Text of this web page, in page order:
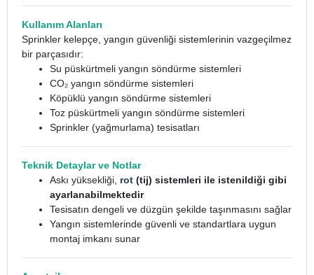
Kullanım Alanları
Sprinkler kelepçe, yangın güvenliği sistemlerinin vazgeçilmez
bir parçasıdır:
Su püskürtmeli yangın söndürme sistemleri
CO₂ yangın söndürme sistemleri
Köpüklü yangın söndürme sistemleri
Toz püskürtmeli yangın söndürme sistemleri
Sprinkler (yağmurlama) tesisatları
Teknik Detaylar ve Notlar
Askı yüksekliği, rot (tij) sistemleri ile istenildiği gibi
ayarlanabilmektedir
Tesisatın dengeli ve düzgün şekilde taşınmasını sağlar
Yangın sistemlerinde güvenli ve standartlara uygun
montaj imkanı sunar